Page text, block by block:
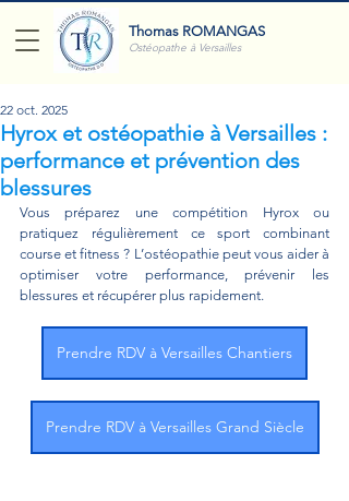
Thomas ROMANGAS
Ostéopathe à Versailles
Hyrox et ostéopathie à Versailles :
performance et prévention des
blessures
22 oct. 2025
Vous préparez une compétition Hyrox ou
pratiquez régulièrement ce sport combinant
course et fitness ? L’ostéopathie peut vous aider à
optimiser votre performance, prévenir les
blessures et récupérer plus rapidement.
Prendre RDV à Versailles Chantiers
Prendre RDV à Versailles Grand Siècle